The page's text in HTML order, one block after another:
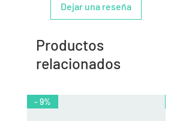
Dejar una reseña
Productos
relacionados
- 9%